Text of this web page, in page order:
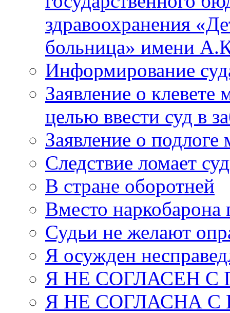
здравоохранения
больница» имени
Информирование
Заявление о клевете
целью ввести суд в
Заявление о
Следствие ломает
В стране оборотней
Вместо
Судьи не желают
Я осужден
Я НЕ СОГЛАСЕН
Я НЕ СОГЛАСНА